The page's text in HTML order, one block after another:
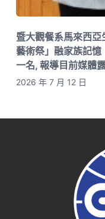
暨大觀餐系馬來西
藝術祭」融家族記
一名, 報導目前媒體
2026 年 7 月 12 日